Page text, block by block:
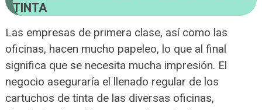
TINTA
Las empresas de primera clase, así como las
oficinas, hacen mucho papeleo, lo que al final
significa que se necesita mucha impresión. El
negocio aseguraría el llenado regular de los
cartuchos de tinta de las diversas oficinas,